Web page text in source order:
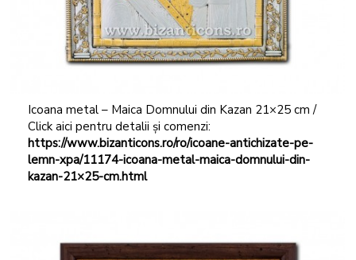
Icoana metal – Maica Domnului din Kazan 21×25 cm /
Click aici pentru detalii și comenzi:
https://www.bizanticons.ro/ro/icoane-antichizate-pe-
lemn-xpa/11174-icoana-metal-maica-domnului-din-
kazan-21×25-cm.html